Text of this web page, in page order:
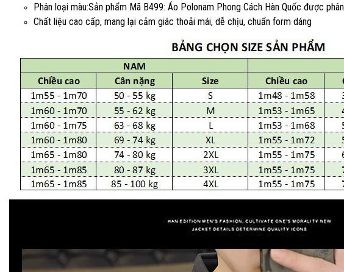
Phân loại màu:Sản phẩm Mã B499: Áo Polonam Phong Cách Hàn Quốc được
Chất liệu cao cấp, mang lại cảm giác thoải mái, dễ chịu, chuẩn form dáng